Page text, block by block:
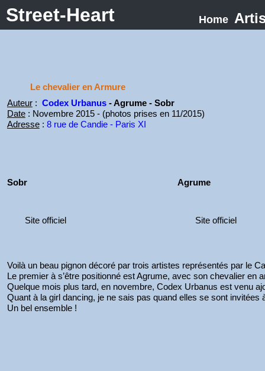
Street-Heart Home
Le chevalier en Armure
Auteur: Codex Urbanus- Agrume - Sobr
Date: Novembre 2015 - (photos prises en 11/2015)
Adresse: 8 rue de Candie - Paris XI
Sobr
Site officiel
Agrume
Site officiel
Voilà un beau pignon décoré par trois artistes représentés par le
Le premier à s’être positionné est Agrume, avec son chevalier en
Quelque mois plus tard, en novembre, Codex Urbanus est venu
Quant à la girl dancing, je ne sais pas quand elles se sont invitées
Un bel ensemble !